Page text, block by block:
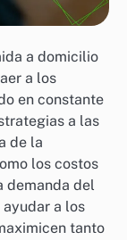
a domicilio
a los
en constante
a las
de la
los costos
demanda del
a los
tanto